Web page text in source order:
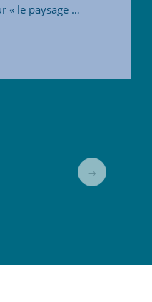
« le paysage …
→